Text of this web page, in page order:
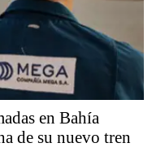
en Bahía
de su nuevo tren